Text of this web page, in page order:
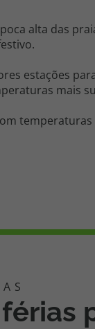
alta das
estações
mais
temperaturas